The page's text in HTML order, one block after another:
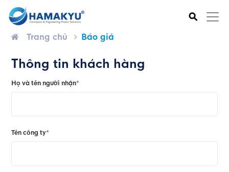
⚲
Trang chủ Báo giá
Thông tin khách hàng
Họ và tên người nhận*
Tên công ty*